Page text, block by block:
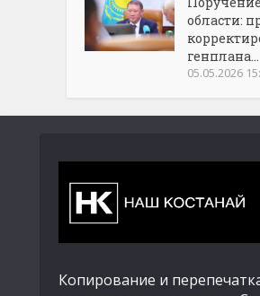
области:
генплана...
05.05.2026
Копирование и